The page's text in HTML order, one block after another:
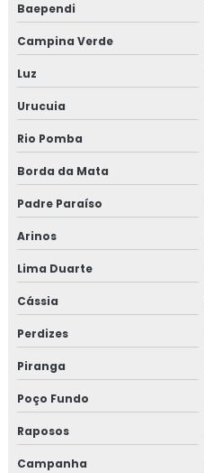
Baependi
Campina Verde
Luz
Urucuia
Rio Pomba
Borda da Mata
Padre Paraíso
Arinos
Lima Duarte
Cássia
Perdizes
Piranga
Poço Fundo
Raposos
Campanha